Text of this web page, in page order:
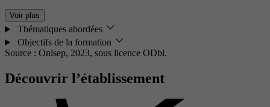
Voir plus
Thématiques abordées
Objectifs de la formation
Source : Onisep, 2023, sous licence ODbl.
Découvrir l’établissement